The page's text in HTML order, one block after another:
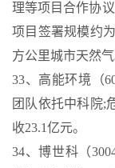
理等项目合作协
项目签署规模约
方公里城市天然气
33、高能环境（
团队依托中科院;
收23.1亿元。
34、博世科（